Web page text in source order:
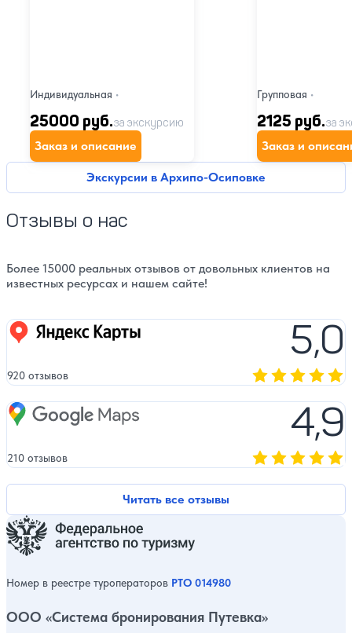
Экскурсии в Архипо-Осиповке
Индивидуальная •
25000 руб.за экскурсию
Заказ и описание
Групповая •
2125 руб.за
Заказ и
Отзывы о нас
Более 15000 реальных отзывов от довольных клиентов на
известных ресурсах и нашем сайте!
Читать все отзывы
Яндекс карты 5,0
920 отзывов
Google Maps 4,9
210 отзывов
Номер в реестре туроператоров РТО 014980
ООО «Система бронирования Путевка»